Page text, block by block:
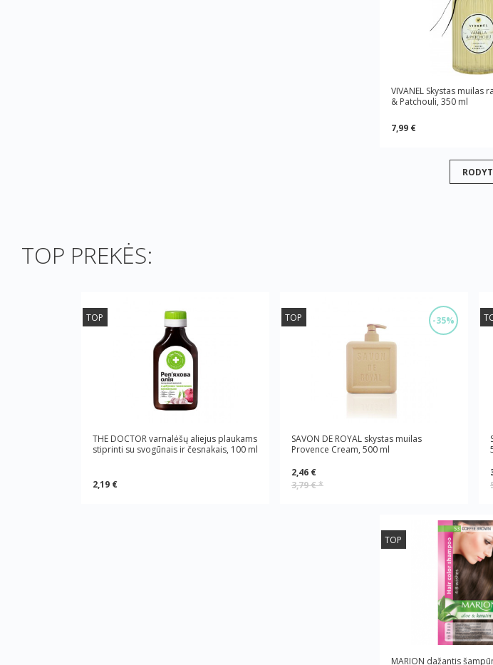
VIVANEL Skystas muilas
& Patchouli, 350 ml
7,99 €
TOP PREKĖS:
TOP
THE DOCTOR varnalėšų aliejus plaukams
stiprinti su svogūnais ir česnakais, 100 ml
2,19 €
-35%
TOP
SAVON DE ROYAL skystas muilas
Provence Cream, 500 ml
2,46 €
3,79 €*
TOP
MARION dažantis